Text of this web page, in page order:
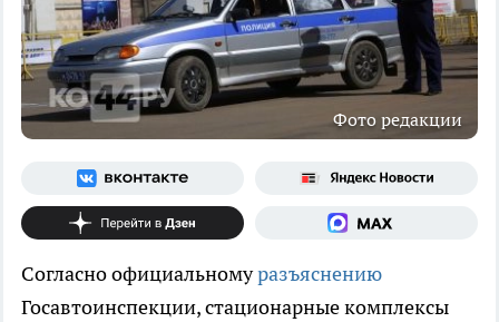
Фото редакции
Согласно официальномуразъяснению
Госавтоинспекции, стационарные комплексы